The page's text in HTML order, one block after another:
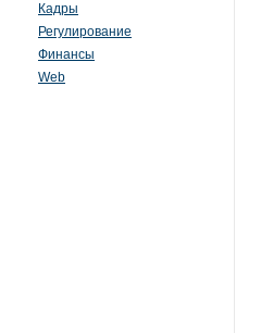
Кадры
Регулирование
Финансы
Web